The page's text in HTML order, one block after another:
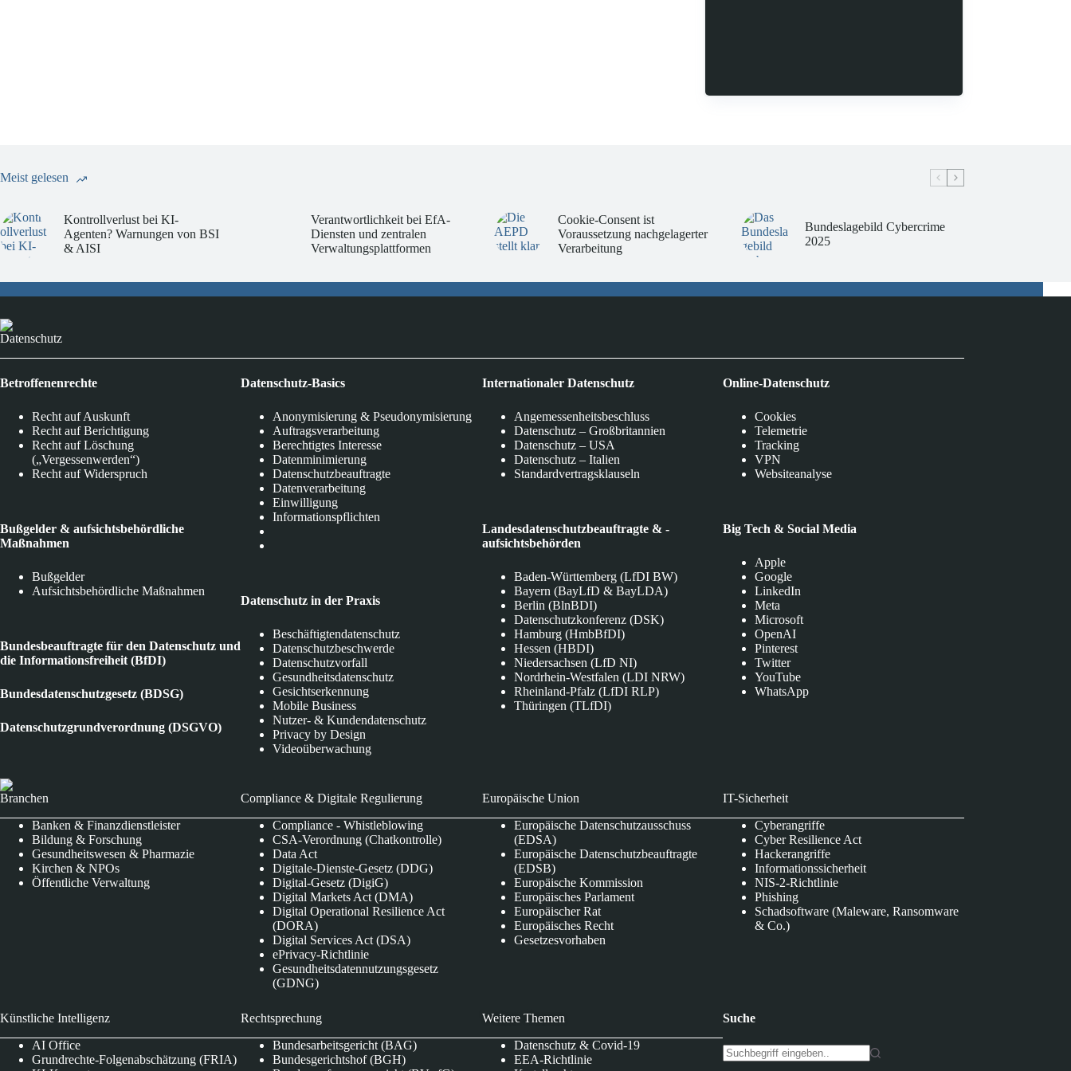
Meist gelesen
Kontrollverlust bei KI-
Agenten? Warnungen von BSI
& AISI
Verantwortlichkeit bei EfA-
Diensten und zentralen
Verwaltungsplattformen
Cookie-Consent ist
Voraussetzung nachgelagerter
Verarbeitung
Bundeslagebild Cybercrime
2025
Datenschutz
Betroffenenrechte
Recht auf Auskunft
Recht auf Berichtigung
Recht auf Löschung
(„Vergessenwerden“)
Recht auf Widerspruch
Bußgelder & aufsichtsbehördliche
Maßnahmen
Bußgelder
Aufsichtsbehördliche Maßnahmen
Bundesbeauftragte für den Datenschutz und
die Informationsfreiheit (BfDI)
Bundesdatenschutzgesetz (BDSG)
Datenschutzgrundverordnung (DSGVO)
Datenschutz-Basics
Anonymisierung & Pseudonymisierung
Auftragsverarbeitung
Berechtigtes Interesse
Datenminimierung
Datenschutzbeauftragte
Datenverarbeitung
Einwilligung
Informationspflichten
Datenschutz in der Praxis
Beschäftigtendatenschutz
Datenschutzbeschwerde
Datenschutzvorfall
Gesundheitsdatenschutz
Gesichtserkennung
Mobile Business
Nutzer- & Kundendatenschutz
Privacy by Design
Videoüberwachung
Internationaler Datenschutz
Angemessenheitsbeschluss
Datenschutz – Großbritannien
Datenschutz – USA
Datenschutz – Italien
Standardvertragsklauseln
Landesdatenschutzbeauftragte & -
aufsichtsbehörden
Baden-Württemberg (LfDI BW)
Bayern (BayLfD & BayLDA)
Berlin (BlnBDI)
Datenschutzkonferenz (DSK)
Hamburg (HmbBfDI)
Hessen (HBDI)
Niedersachsen (LfD NI)
Nordrhein-Westfalen (LDI NRW)
Rheinland-Pfalz (LfDI RLP)
Thüringen (TLfDI)
Online-Datenschutz
Cookies
Telemetrie
Tracking
VPN
Websiteanalyse
Big Tech & Social Media
Apple
Google
LinkedIn
Meta
Microsoft
OpenAI
Pinterest
Twitter
YouTube
WhatsApp
Branchen
Banken & Finanzdienstleister
Bildung & Forschung
Gesundheitswesen & Pharmazie
Kirchen & NPOs
Öffentliche Verwaltung
Compliance & Digitale Regulierung
Compliance - Whistleblowing
CSA-Verordnung (Chatkontrolle)
Data Act
Digitale-Dienste-Gesetz (DDG)
Digital-Gesetz (DigiG)
Digital Markets Act (DMA)
Digital Operational Resilience Act
(DORA)
Digital Services Act (DSA)
ePrivacy-Richtlinie
Gesundheitsdatennutzungsgesetz
(GDNG)
Europäische Union
Europäische Datenschutzausschuss
(EDSA)
Europäische Datenschutzbeauftragte
(EDSB)
Europäische Kommission
Europäisches Parlament
Europäischer Rat
Europäisches Recht
Gesetzesvorhaben
IT-Sicherheit
Cyberangriffe
Cyber Resilience Act
Hackerangriffe
Informationssicherheit
NIS-2-Richtlinie
Phishing
Schadsoftware (Maleware, Ransomware
& Co.)
Künstliche Intelligenz
AI Office
Grundrechte-Folgenabschätzung (FRIA)
Rechtsprechung
Bundesarbeitsgericht (BAG)
Bundesgerichtshof (BGH)
Weitere Themen
Datenschutz & Covid-19
EEA-Richtlinie
Suche